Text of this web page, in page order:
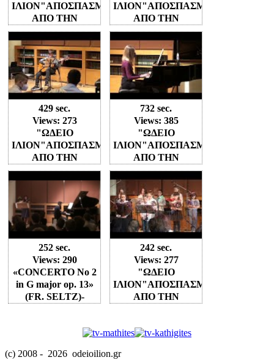
ΙΛΙΟΝ"ΑΠΟΣΠΑΣΜΑΤΑ
ΑΠΟ ΤΗΝ
ΣΥΝΑΥΛΙΑ ΣΤΟ
ΜΕΓΑΡΟ
ΜΟΥΣΙΚΗΣ (A'
ΜΕΡΟΣ) "ΣΧΟΛΗ
DRUMS"
ΙΛΙΟΝ"ΑΠΟΣΠΑΣΜΑΤΑ
ΑΠΟ ΤΗΝ
ΣΥΝΑΥΛΙΑ ΣΤΟ
ΜΕΓΑΡΟ
ΜΟΥΣΙΚΗΣ
(Γ'ΜΕΡΟΣ)
"ΣΧΟΛΗ
ΒΙΟΛΙΟΥ"
429 sec.
Views: 273
"ΩΔΕΙΟ
ΙΛΙΟΝ"ΑΠΟΣΠΑΣΜΑΤΑ
ΑΠΟ ΤΗΝ
ΣΥΝΑΥΛΙΑ ΣΤΟ
ΜΕΓΑΡΟ
ΜΟΥΣΙΚΗΣ (
Γ'ΜΕΡΟΣ)
"ΣΧΟΛΗ
ΚΛΑΣΣΙΚΗΣ
ΚΙΘΑΡΑΣ"
732 sec.
Views: 385
"ΩΔΕΙΟ
ΙΛΙΟΝ"ΑΠΟΣΠΑΣΜΑΤΑ
ΑΠΟ ΤΗΝ
ΜΑΘΗΤΙΚΗ
ΣΥΝΑΥΛΙΑ ΣΤΟ
ΜΕΓΑΡΟ
ΜΟΥΣΙΚΗΣ (Γ'
ΜΕΡΟΣ)"ΣΧΟΛΗ
ΠΙΑΝΟΥ"
252 sec.
Views: 290
«CONCERTO Νο 2
in G major op. 13»
(FR. SELTZ)-
242 sec.
Views: 277
"ΩΔΕΙΟ
ΙΛΙΟΝ"ΑΠΟΣΠΑΣΜΑΤΑ
ΑΠΟ ΤΗΝ
ΜΟΥΣΙΚΗΣ
(c) 2008 - 2026 odeioilion.gr